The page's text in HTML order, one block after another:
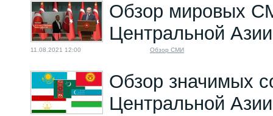
Обзор мировых
Центральной Азии
11.08.2021 12:00 Обзор СМИ
Обзор значимых
Центральной